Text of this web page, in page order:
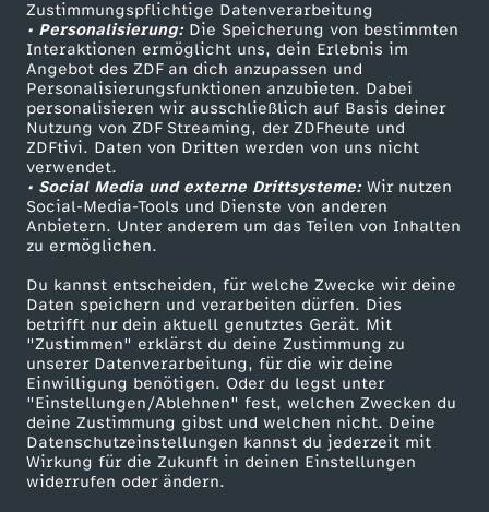
Zustimmungspflichtige Datenverarbeitung
• Personalisierung:Die Speicherung von bestimmten
Interaktionen ermöglicht uns, dein Erlebnis im
Angebot des ZDF an dich anzupassen und
Personalisierungsfunktionen anzubieten. Dabei
personalisieren wir ausschließlich auf Basis deiner
Nutzung von ZDF Streaming, der ZDFheute und
ZDFtivi. Daten von Dritten werden von uns nicht
verwendet.
• Social Media und externe Drittsysteme:Wir nutzen
Social-Media-Tools und Dienste von anderen
Anbietern. Unter anderem um das Teilen von Inhalten
zu ermöglichen.
Du kannst entscheiden, für welche Zwecke wir deine
Daten speichern und verarbeiten dürfen. Dies
betrifft nur dein aktuell genutztes Gerät. Mit
"Zustimmen" erklärst du deine Zustimmung zu
unserer Datenverarbeitung, für die wir deine
Einwilligung benötigen. Oder du legst unter
"Einstellungen/Ablehnen" fest, welchen Zwecken du
deine Zustimmung gibst und welchen nicht. Deine
Datenschutzeinstellungen kannst du jederzeit mit
Wirkung für die Zukunft in deinen Einstellungen
widerrufen oder ändern.
Livestreams
Sendungen A-Z
TV-Programm
Zuschauerservice
Hilfe
ZDF Unternehmen
Karriere
ZDF goes Schule
Werbefernsehen
Mainzelmännchen